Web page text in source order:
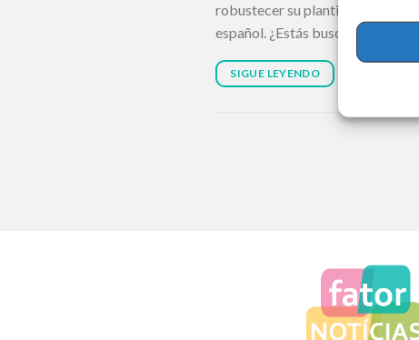
robustecer su plantilla de cara
español. ¿Estás buscando una
SIGUE LEYENDO